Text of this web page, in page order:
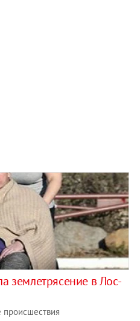
землетрясение в Лос-
происшествия